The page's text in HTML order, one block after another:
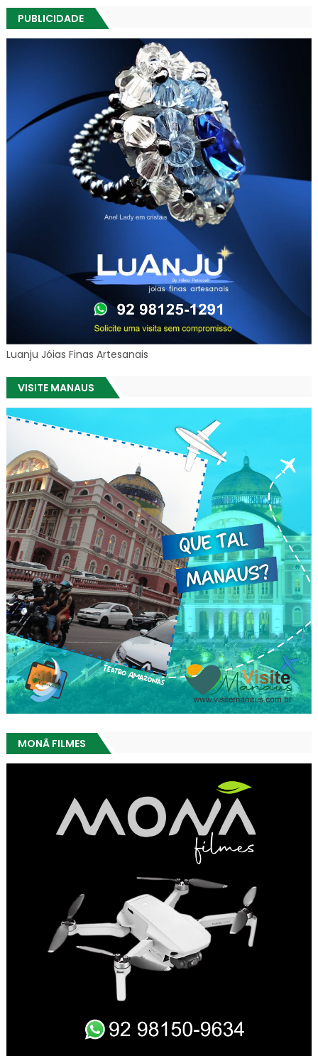
PUBLICIDADE
Luanju Jóias Finas Artesanais
VISITE MANAUS
MONÃ FILMES